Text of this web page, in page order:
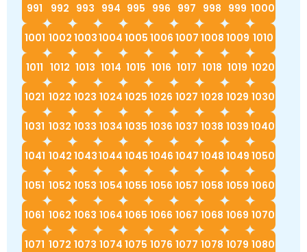
991 992 993 994 995 996 997 998 999 1000
1001 1002 10031004 1005 1006 1007 1008 1009 1010
1011 1012 1013 1014 1015 1016 1017 1018 1019 1020
1021 1022 1023 1024 1025 1026 1027 1028 1029 1030
1031 1032 1033 1034 1035 1036 1037 1038 1039 1040
1041 1042 10431044 1045 1046 1047 1048 1049 1050
1051 1052 1053 1054 1055 1056 1057 1058 1059 1060
1061 1062 1063 1064 1065 1066 1067 1068 1069 1070
1071 1072 1073 1074 1075 1076 1077 1078 1079 1080